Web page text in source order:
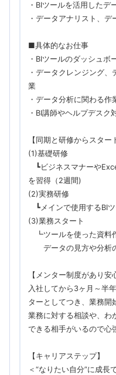
・BIツールを活用したデ
・データアナリスト、デ
■具体的なお仕事
・BIツールのダッシュボ
・データクレンジング
業
・データ分析に関わる
・BI講師やヘルプデス
【同期と研修からスター
(1)基礎研修
┗ビジネスマナーや
を習得（2週間)
(2)実務研修
┗メインで使用するBI
(3)業務スタート
┗ツールを使った資料
データの見方や分析
【メンター制度があり安
入社してから3ヶ月～半
ターとしてつき、業務開
業務に対する相談や、わ
できる相手がいるので心
【キャリアステップ】
＜“なりたい自分”に成長